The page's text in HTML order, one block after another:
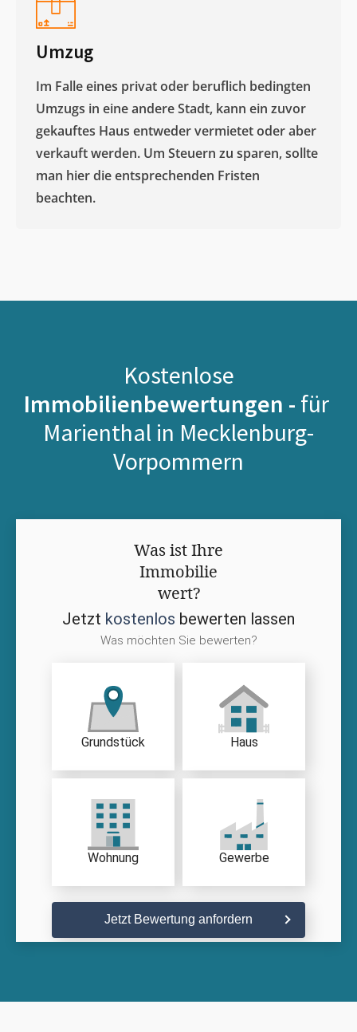
Umzug
Im Falle eines privat oder beruflich bedingten
Umzugs in eine andere Stadt, kann ein zuvor
gekauftes Haus entweder vermietet oder aber
verkauft werden. Um Steuern zu sparen, sollte
man hier die entsprechenden Fristen
beachten.
Kostenlose
Immobilienbewertungen - für
Marienthal in Mecklenburg-
Vorpommern
Was ist Ihre
Immobilie
wert?
Jetzt kostenlos bewerten lassen
Was möchten Sie bewerten?
Grundstück Haus
Wohnung Gewerbe
Jetzt Bewertung anfordern